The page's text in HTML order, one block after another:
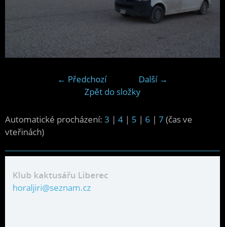
← Předchozí
Další →
Zpět do složky
Automatické procházení: 3 | 4 | 5 | 6 | 7 (čas ve
vteřinách)
Klub kaktusářu Liberec
horaljiri@seznam.cz